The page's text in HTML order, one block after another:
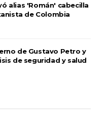
alias 'Román' cabecilla
de Colombia
de Gustavo Petro y
de seguridad y salud